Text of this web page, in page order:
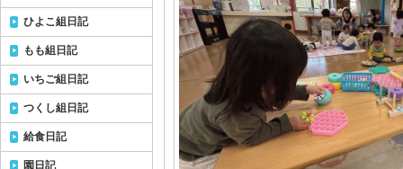
ひよこ組日記
もも組日記
いちご組日記
つくし組日記
給食日記
園日記